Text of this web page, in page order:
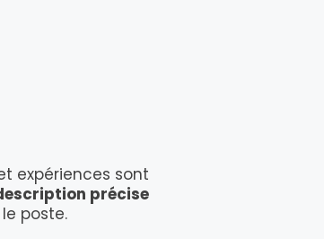
expériences sont
précise
poste.